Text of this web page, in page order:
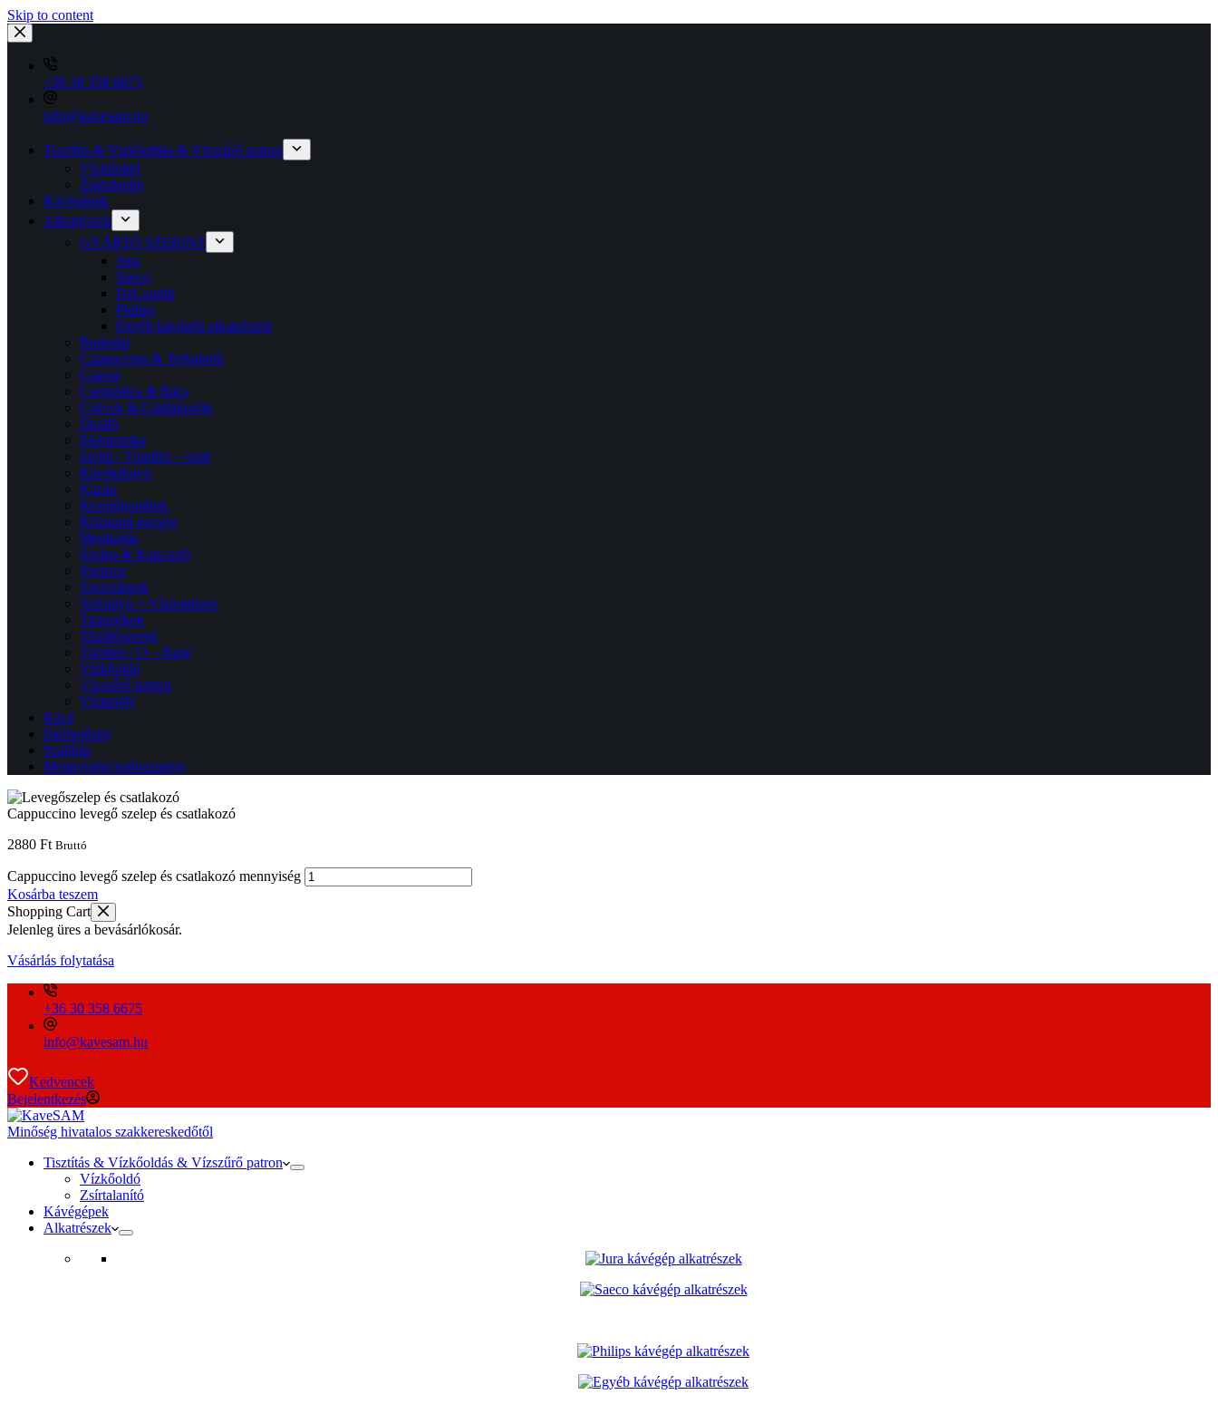
Skip to content
+36 30 358 6675
info@kavesam.hu
Tisztítás & Vízkőoldás & Vízszűrő patron
Vízkőoldó
Zsírtalanító
Kávégépek
Alkatrészek
GYÁRTÓ SZERINT
Jura
Saeco
DeLonghi
Philips
Egyéb kávégép alkatrészek
Burkolat
Cappuccino & Tejhaboló
Csavar
Csepptálca & Rács
Csövek & Csatlakozók
Daráló
Elektronika
Javító / Tömítés – szett
Kávékifolyó
Kazán
Kezelőgombok
Központi egység
Meghajtás
Szelep & Kapcsoló
Szenzor
Szerszámok
Szivattyú + Vízrendszer
Tartozékok
Tisztítószerek
Tömítés / O – Ring
Vízkőoldó
Vízszűrő patron
Víztartály
Kávé
Elérhetőség
Szállítás
Mennyiségi kedvezmény
Cappuccino levegő szelep és csatlakozó
2880 Ft Bruttó
Cappuccino levegő szelep és csatlakozó mennyiség
Kosárba teszem
Shopping Cart
Jelenleg üres a bevásárlókosár.
Vásárlás folytatása
+36 30 358 6675
info@kavesam.hu
Kedvencek
Bejelentkezés
Minőség hivatalos szakkereskedőtől
Tisztítás & Vízkőoldás & Vízszűrő patron
Vízkőoldó
Zsírtalanító
Kávégépek
Alkatrészek